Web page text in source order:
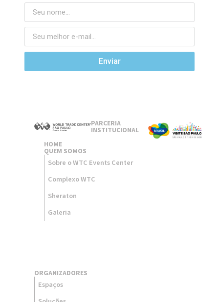
Enviar
PARCERIA
INSTITUCIONAL
HOME
QUEM SOMOS
Sobre o WTC Events Center
Complexo WTC
Sheraton
Galeria
ORGANIZADORES
Espaços